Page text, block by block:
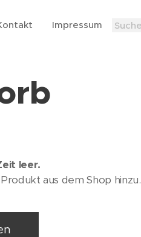
Impressum
leer.
aus dem Shop hinzu.